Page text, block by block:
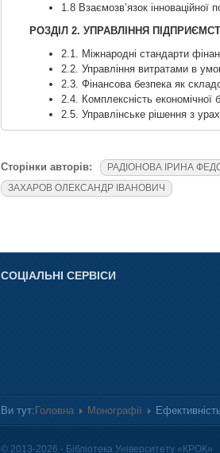
1.8 Взаємозвʼязок інноваційної
РОЗДІЛ 2. УПРАВЛІННЯ
2.1. Міжнародні стандарти
2.2. Управління витратами в
2.3. Фінансова безпека як
2.4. Комплексність
2.5. Управлінське рішення з
Сторінки авторів: РАДІОНОВА ІРИНА
ЗАХАРОВ ОЛЕКСАНДР ІВАНОВИЧ
СОЦІАЛЬНІ СЕРВІСИ
Ви тут: Головна Монографії
© 2013-2026 - Бібліотека Університету «КРОК»